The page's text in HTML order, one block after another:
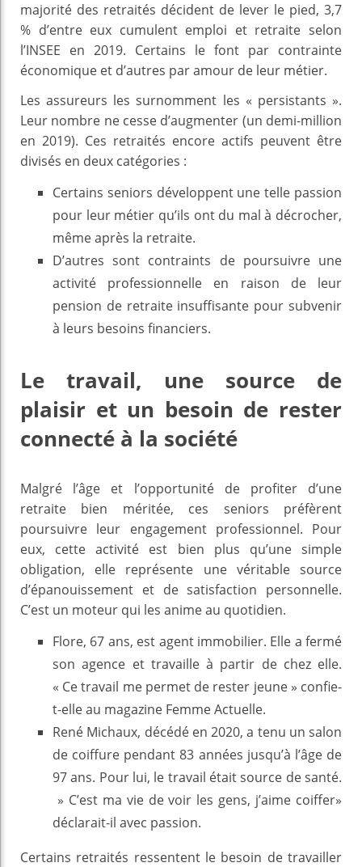
majorité des retraités décident de lever le pied, 3,7
% d’entre eux cumulent emploi et retraite selon
l’INSEE en 2019. Certains le font par contrainte
économique et d’autres par amour de leur métier.
Les assureurs les surnomment les « persistants ».
Leur nombre ne cesse d’augmenter (un demi-million
en 2019). Ces retraités encore actifs peuvent être
divisés en deux catégories :
Certains seniors développent une telle passion
pour leur métier qu’ils ont du mal à décrocher,
même après la retraite.
D’autres sont contraints de poursuivre une
activité professionnelle en raison de leur
pension de retraite insuffisante pour subvenir
à leurs besoins financiers.
Le travail, une source de
plaisir et un besoin de rester
connecté à la société
Malgré l’âge et l’opportunité de profiter d’une
retraite bien méritée, ces seniors préfèrent
poursuivre leur engagement professionnel. Pour
eux, cette activité est bien plus qu’une simple
obligation, elle représente une véritable source
d’épanouissement et de satisfaction personnelle.
C’est un moteur qui les anime au quotidien.
Flore, 67 ans, est agent immobilier. Elle a fermé
son agence et travaille à partir de chez elle.
« Ce travail me permet de rester jeune » confie-
t-elle au magazine Femme Actuelle.
René Michaux, décédé en 2020, a tenu un salon
de coiffure pendant 83 années jusqu’à l’âge de
97 ans. Pour lui, le travail était source de santé.
» C’est ma vie de voir les gens, j’aime coiffer»
déclarait-il avec passion.
Certains retraités ressentent le besoin de travailler